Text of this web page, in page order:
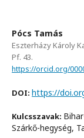
Pócs Tamás
Eszterházy Károly
Pf. 43.
https://orcid.org/
DOI: https://
Kulcsszavak:
Szárkő-hegység,